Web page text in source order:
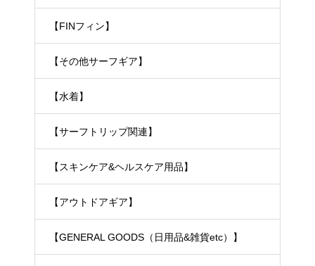
【FINフィン】
【その他サーフギア】
【水着】
【サーフトリップ関連】
【スキンケア&ヘルスケア用品】
【アウトドアギア】
【GENERAL GOODS（日用品&雑貨etc）】